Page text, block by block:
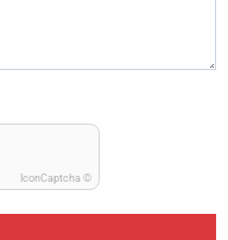
IconCaptcha ©